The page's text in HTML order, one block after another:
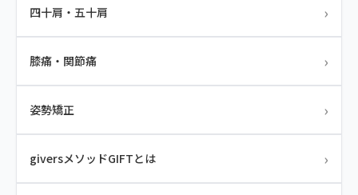
四十肩・五十肩 ›
膝痛・関節痛 ›
姿勢矯正 ›
giversメソッドGIFTとは ›